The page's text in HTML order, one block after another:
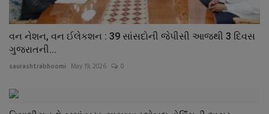
વન નેશન, વન ઈલેકશન : 39 સાંસદોની જેપીસી આજથી 3 દિવસ
ગુજરાતની...
saurashtrabhoomi May 19, 2026 0